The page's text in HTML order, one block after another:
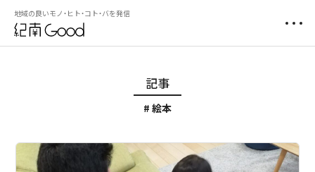
地域の良いモノ・ヒト・コト・バを発信
記事
絵本